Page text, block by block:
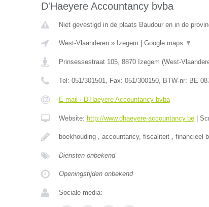
D'Haeyere Accountancy bvba
Niet gevestigd in de plaats Baudour en in de
West-Vlaanderen» Izegem Google maps ▼
Prinsessestraat 105, 8870 Izegem (West-
Tel: 051/301501, Fax: 051/300150, BTW-nr: BE
E-mail › D'Haeyere Accountancy bvba
Website: http://www.dhaeyere-accountancy.be|
boekhouding , accountancy, fiscaliteit , financieel
Diensten onbekend
Openingstijden onbekend
Sociale media: